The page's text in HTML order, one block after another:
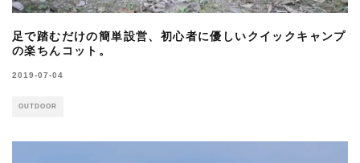
足で踏むだけの簡単設営、初心者に優しいクイックキャンプ
の楽ちんコット。
2019-07-04
OUTDOOR